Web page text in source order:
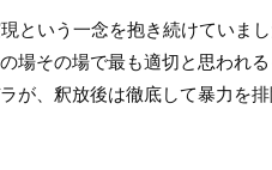
という一念を抱き続けていま
場その場で最も適切と思われ
が、釈放後は徹底して暴力を